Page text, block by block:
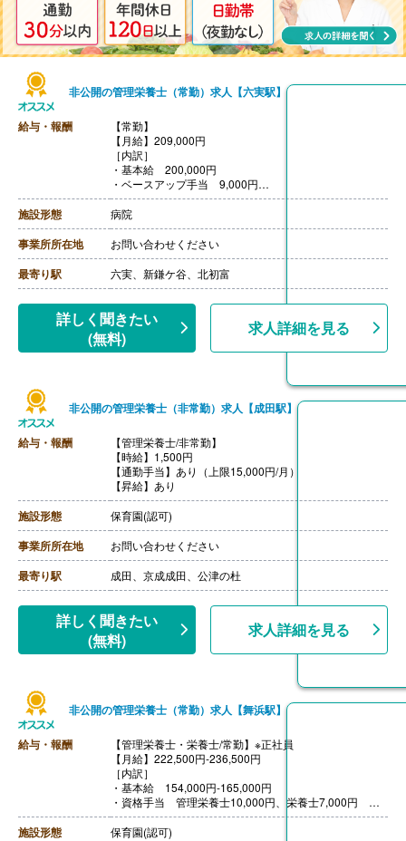
非公開の管理栄養士（常勤）求人【六実駅】
給与・報酬
【常勤】
【月給】209,000円
［内訳］
・基本給 200,000円
・ベースアップ手当 9,000円
［その他手当］
・精勤手当 12,000円
・休日手当 2,500円/回
・資格手当 10,000円（管理栄養士）
【賞与】年2回（-630,000円）※前年度実績
【通勤手当】あり（上限10,000円/月）
【昇給】なし
施設形態 病院
事業所所在地 お問い合わせください
最寄り駅 六実、新鎌ケ谷、北初富
詳しく聞きたい
(無料)
求人詳細を見る
非公開の管理栄養士（非常勤）求人【成田駅】
給与・報酬
【管理栄養士/非常勤】
【時給】1,500円
【通勤手当】あり（上限15,000円/月）
【昇給】あり
施設形態 保育園(認可)
事業所所在地 お問い合わせください
最寄り駅 成田、京成成田、公津の杜
詳しく聞きたい
(無料)
求人詳細を見る
非公開の管理栄養士（常勤）求人【舞浜駅】
給与・報酬
【管理栄養士・栄養士/常勤】※正社員
【月給】222,500円-236,500円
［内訳］
・基本給 154,000円-165,000円
・資格手当 管理栄養士10,000円、栄養士7,000円
・各種処遇改善手当 56,500円
施設形態 保育園(認可)